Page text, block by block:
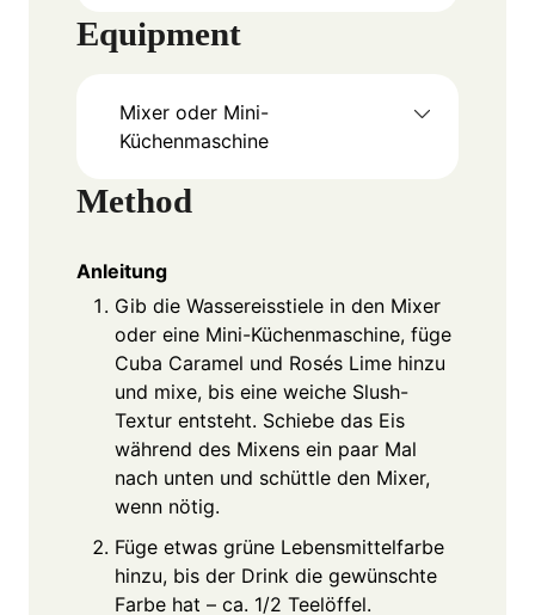
Equipment
Mixer oder Mini-
Küchenmaschine
Method
Anleitung
Gib die Wassereisstiele in den Mixer
oder eine Mini-Küchenmaschine, füge
Cuba Caramel und Rosés Lime hinzu
und mixe, bis eine weiche Slush-
Textur entsteht. Schiebe das Eis
während des Mixens ein paar Mal
nach unten und schüttle den Mixer,
wenn nötig.
Füge etwas grüne Lebensmittelfarbe
hinzu, bis der Drink die gewünschte
Farbe hat – ca. 1/2 Teelöffel.